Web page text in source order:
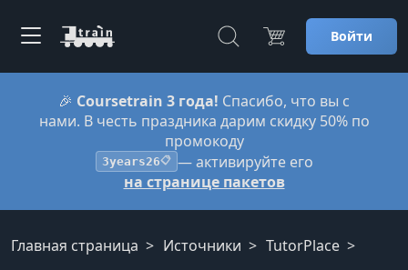
Войти
🎉 Coursetrain 3 года! Спасибо, что вы с
нами. В честь праздника дарим скидку 50% по
промокоду
3years26📋 — активируйте его
на странице пакетов
Главная страница Источники
TutorPlace